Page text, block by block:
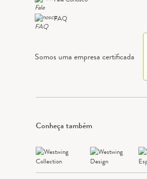
FAQ
Somos uma empresa certificada
Conheça também